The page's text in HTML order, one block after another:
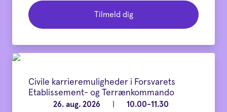
Tilmeld dig
Civile karrieremuligheder i Forsvarets
Etablissement- og Terrænkommando
26. aug. 2026
10.00-11.30